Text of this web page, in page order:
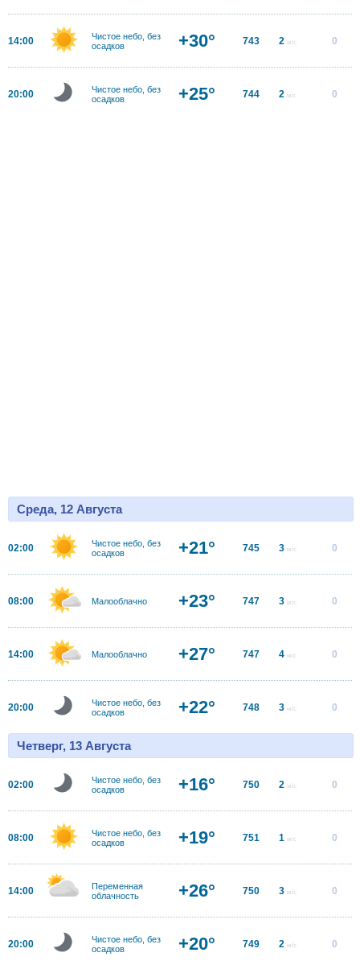
14:00
Чистое небо, без
осадков
+30° 743 2 м/с 0
20:00
Чистое небо, без
осадков
+25° 744 2 м/с 0
Среда, 12 Августа
02:00
Чистое небо, без
осадков
+21° 745 3 м/с 0
08:00 Малооблачно +23° 747 3 м/с 0
14:00 Малооблачно +27° 747 4 м/с 0
20:00
Чистое небо, без
осадков
+22° 748 3 м/с 0
Четверг, 13 Августа
02:00
Чистое небо, без
осадков
+16° 750 2 м/с 0
08:00
Чистое небо, без
осадков
+19° 751 1 м/с 0
14:00
Переменная
облачность
+26° 750 3 м/с 0
20:00
Чистое небо, без
осадков
+20° 749 2 м/с 0